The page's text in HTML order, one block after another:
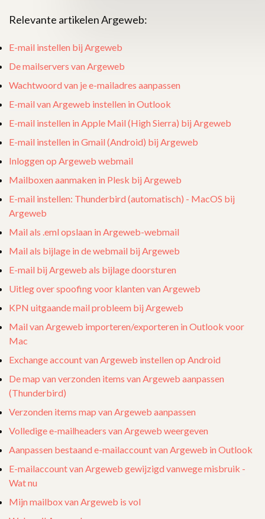
Relevante artikelen Argeweb:
E-mail instellen bij Argeweb
De mailservers van Argeweb
Wachtwoord van je e-mailadres aanpassen
E-mail van Argeweb instellen in Outlook
E-mail instellen in Apple Mail (High Sierra) bij Argeweb
E-mail instellen in Gmail (Android) bij Argeweb
Inloggen op Argeweb webmail
Mailboxen aanmaken in Plesk bij Argeweb
E-mail instellen: Thunderbird (automatisch) - MacOS bij
Argeweb
Mail als .eml opslaan in Argeweb-webmail
Mail als bijlage in de webmail bij Argeweb
E-mail bij Argeweb als bijlage doorsturen
Uitleg over spoofing voor klanten van Argeweb
KPN uitgaande mail probleem bij Argeweb
Mail van Argeweb importeren/exporteren in Outlook voor
Mac
Exchange account van Argeweb instellen op Android
De map van verzonden items van Argeweb aanpassen
(Thunderbird)
Verzonden items map van Argeweb aanpassen
Volledige e-mailheaders van Argeweb weergeven
Aanpassen bestaand e-mailaccount van Argeweb in Outlook
E-mailaccount van Argeweb gewijzigd vanwege misbruik -
Wat nu
Mijn mailbox van Argeweb is vol